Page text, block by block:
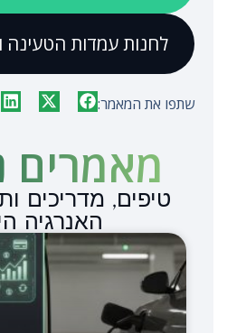
לחנות עמדות הטעינה
שתפו את המאמר:
מאמרים
טיפים, מדריכים
האנרגיה